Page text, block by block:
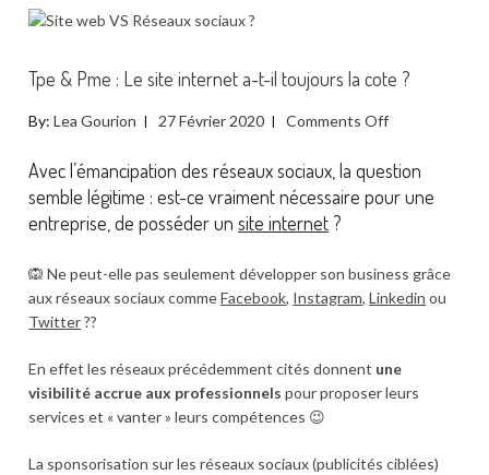
Tpe & Pme : Le site internet a-t-il toujours la cote ?
By:Lea Gourion 27 Février 2020 Comments Off
Avec l’émancipation des réseaux sociaux, la question
semble légitime : est-ce vraiment nécessaire pour une
entreprise, de posséder unsite internet ?
🙉 Ne peut-elle pas seulement développer son business grâce
aux réseaux sociaux commeFacebook, Instagram,Linkedin ou
Twitter??
En effet les réseaux précédemment cités donnent une
visibilité accrue aux professionnels pour proposer leurs
services et « vanter » leurs compétences 😉
La sponsorisation sur les réseaux sociaux (publicités ciblées)